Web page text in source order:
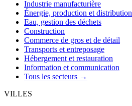
Industrie manufacturière
Énergie, production et distribution
Eau, gestion des déchets
Construction
Commerce de gros et de détail
Transports et entreposage
Hébergement et restauration
Information et communication
Tous les secteurs →
VILLES